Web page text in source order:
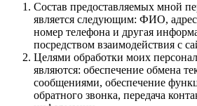
Состав предоставляемых мной
является следующим: ФИО,
номер телефона и другая
посредством взаимодействия с
Целями обработки моих
являются: обеспечение обмена
сообщениями, обеспечение
обратного звонка, передача